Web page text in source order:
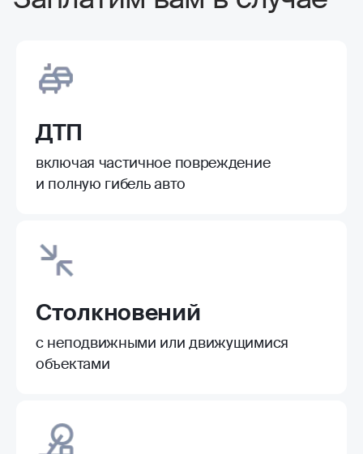
ДТП
включая частичное повреждение
и полную гибель авто
Столкновений
с неподвижными или движущимися
объектами